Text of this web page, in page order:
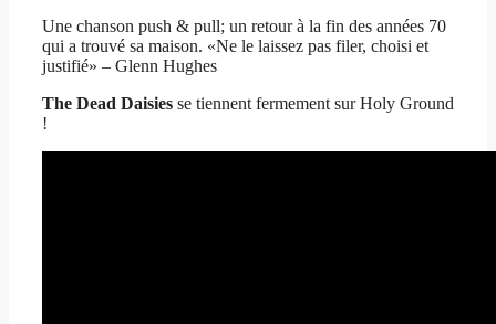
Une chanson push & pull; un retour à la fin des années 70
qui a trouvé sa maison. «Ne le laissez pas filer, choisi et
justifié» – Glenn Hughes
The Dead Daisies se tiennent fermement sur Holy Ground
!